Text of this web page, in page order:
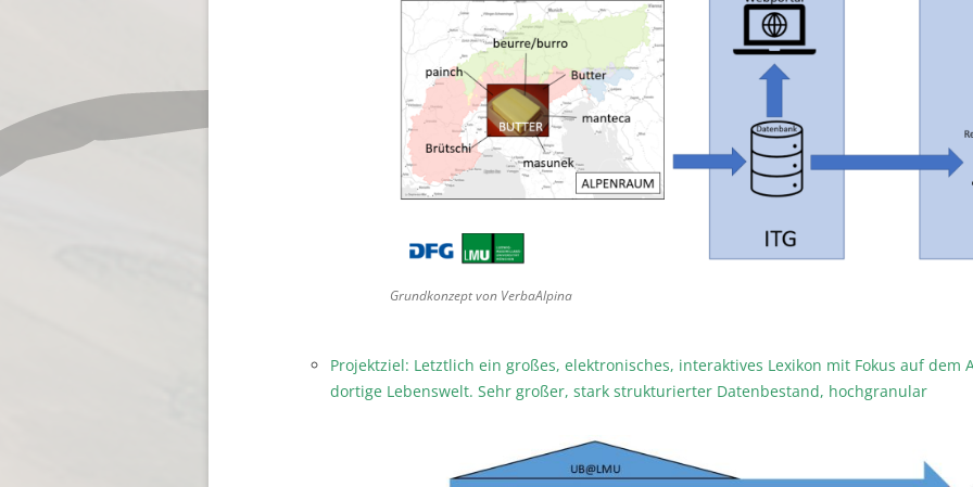
Grundkonzept von VerbaAlpina
Projektziel: Letztlich ein großes, elektronisches, interaktives Lexikon mit Fokus auf
dortige Lebenswelt. Sehr großer, stark strukturierter Datenbestand, hochgranular